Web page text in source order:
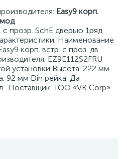
Easy9 корп.
с прозр. SchE дверью 1ряд
Наименование
корп. встр. с проз. дв.
EZ9E112S2FRU
установки Высота: 222 мм
92 мм Din рейка: Да
. Поставщик: ТОО «VK Corp»